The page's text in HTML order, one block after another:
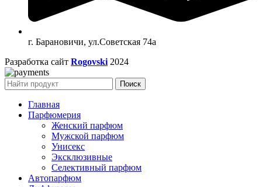
г. Барановичи, ул.Советская 74а
Разработка сайт Rogovski 2024
Поиск
Главная
Парфюмерия
Женский парфюм
Мужской парфюм
Унисекс
Эксклюзивные
Селективный парфюм
Автопарфюм